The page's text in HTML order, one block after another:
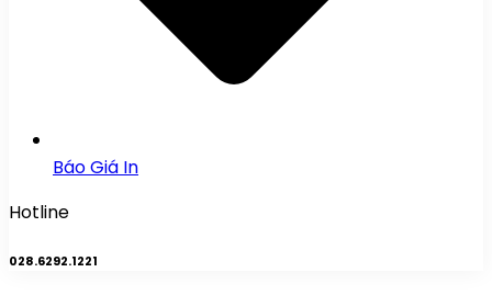
Báo Giá In
Hotline
028.6292.1221